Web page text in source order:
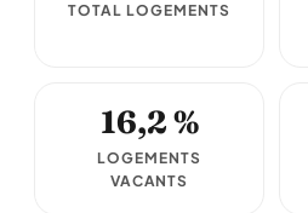
TOTAL LOGEMENTS
16,2 %
LOGEMENTS
VACANTS